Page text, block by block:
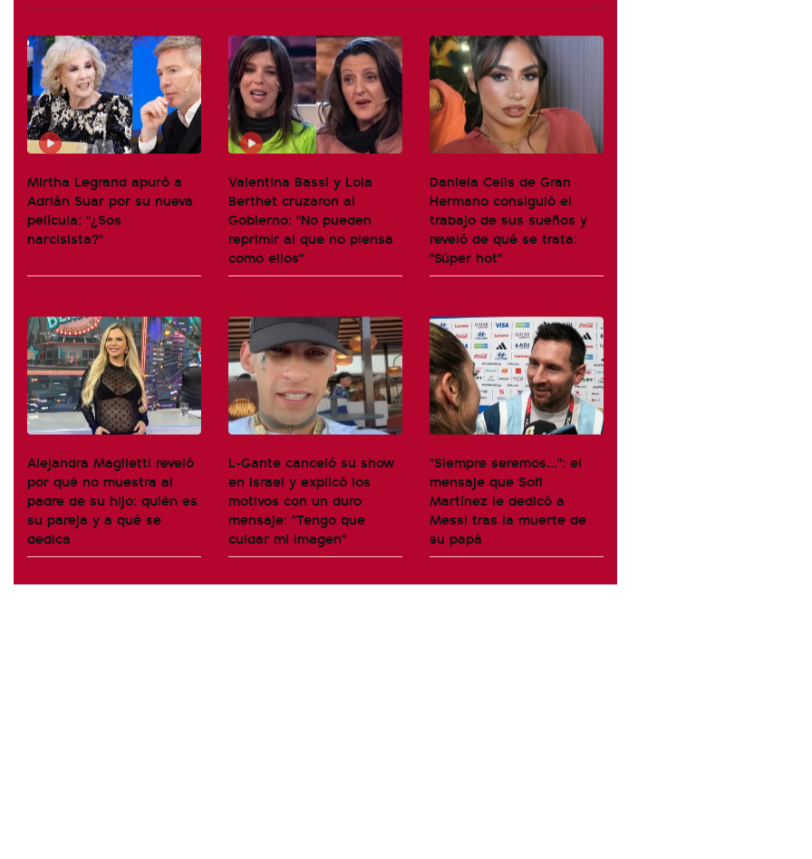
Mirtha Legrand apuró a
Adrián Suar por su nueva
película: "¿Sos
narcisista?"
Valentina Bassi y Lola
Berthet cruzaron al
Gobierno: "No pueden
reprimir al que no piensa
como ellos"
Daniela Celis de Gran
Hermano consiguió el
trabajo de sus sueños y
reveló de qué se trata:
"Súper hot"
Alejandra Maglietti reveló
por qué no muestra al
padre de su hijo: quién es
su pareja y a qué se
dedica
L-Gante canceló su show
en Israel y explicó los
motivos con un duro
mensaje: "Tengo que
cuidar mi imagen"
"Siempre seremos...": el
mensaje que Sofi
Martínez le dedicó a
Messi tras la muerte de
su papá